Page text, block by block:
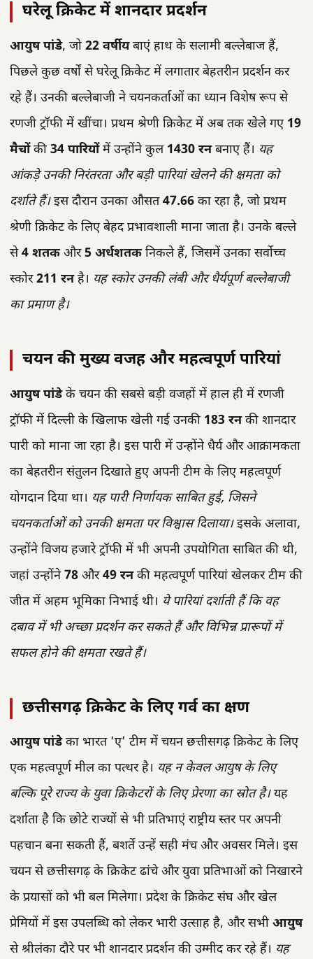
घरेलू क्रिकेट में शानदार प्रदर्शन
आयुष पांडे, जो 22 वर्षीयबाएं हाथ के सलामी बल्लेबाज हैं,
पिछले कुछ वर्षों से घरेलू क्रिकेट में लगातार बेहतरीन प्रदर्शन कर
रहे हैं। उनकी बल्लेबाजी ने चयनकर्ताओं का ध्यान विशेष रूप से
रणजी ट्रॉफी में खींचा। प्रथम श्रेणी क्रिकेट में अब तक खेले गए 19
मैचोंकी 34 पारियोंमें उन्होंने कुल 1430 रनबनाए हैं। यह
आंकड़े उनकी निरंतरता और बड़ी पारियां खेलने की क्षमता को
दर्शाते हैं।इस दौरान उनका औसत47.66 का रहा है, जो प्रथम
श्रेणी क्रिकेट के लिए बेहद प्रभावशाली माना जाता है। उनके बल्ले
से4 शतक और5 अर्धशतक निकले हैं, जिसमें उनका सर्वोच्च
स्कोर211 रनहै। यह स्कोर उनकी लंबी और धैर्यपूर्ण बल्लेबाजी
का प्रमाण है।
चयन की मुख्य वजह और महत्वपूर्ण पारियां
आयुष पांडेके चयन की सबसे बड़ी वजहों में हाल ही में रणजी
ट्रॉफी में दिल्ली के खिलाफ खेली गई उनकी 183 रनकी शानदार
पारी को माना जा रहा है। इस पारी में उन्होंने धैर्य और आक्रामकता
का बेहतरीन संतुलन दिखाते हुए अपनी टीम के लिए महत्वपूर्ण
योगदान दिया था। यह पारी निर्णायक साबित हुई, जिसने
चयनकर्ताओं को उनकी क्षमता पर विश्वास दिलाया।इसके अलावा,
उन्होंने विजय हजारे ट्रॉफी में भी अपनी उपयोगिता साबित की थी,
जहां उन्होंने78 और49 रनकी महत्वपूर्ण पारियां खेलकर टीम की
जीत में अहम भूमिका निभाई थी। ये पारियां दर्शाती हैं कि वह
दबाव में भी अच्छा प्रदर्शन कर सकते हैं और विभिन्न प्रारूपों में
सफल होने की क्षमता रखते हैं।
छत्तीसगढ़ क्रिकेट के लिए गर्व का क्षण
आयुष पांडेका भारत ‘ए’ टीम में चयन छत्तीसगढ़ क्रिकेट के लिए
एक महत्वपूर्ण मील का पत्थर है। यह न केवल आयुष के लिए
बल्कि पूरे राज्य के युवा क्रिकेटरों के लिए प्रेरणा का स्रोत है।यह
दर्शाता है कि छोटे राज्यों से भी प्रतिभाएं राष्ट्रीय स्तर पर अपनी
पहचान बना सकती हैं, बशर्ते उन्हें सही मंच और अवसर मिले। इस
चयन से छत्तीसगढ़ के क्रिकेट ढांचे और युवा प्रतिभाओं को निखारने
के प्रयासों को भी बल मिलेगा। प्रदेश के क्रिकेट संघ और खेल
प्रेमियों में इस उपलब्धि को लेकर भारी उत्साह है, और सभी आयुष
से श्रीलंका दौरे पर भी शानदार प्रदर्शन की उम्मीद कर रहे हैं। यह